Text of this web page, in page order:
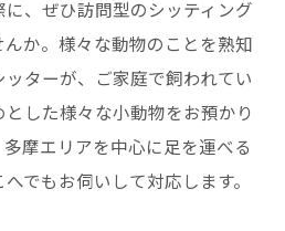
、ぜひ訪問型のシッティング
か。様々な動物のことを熟知
ターが、ご家庭で飼われてい
した様々な小動物をお預かり
摩エリアを中心に足を運べる
でもお伺いして対応します。